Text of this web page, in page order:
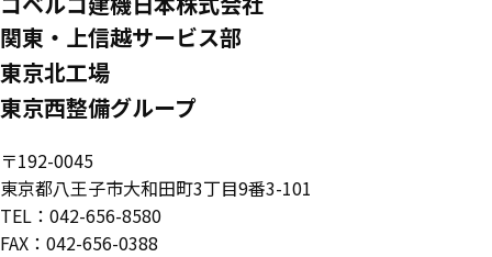
関東・上信越サービス部
東京北工場
東京西整備グループ
〒192-0045
東京都八王子市大和田町3丁目9番3-101
TEL：042-656-8580
FAX：042-656-0388